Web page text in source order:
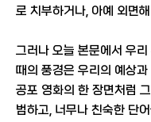
로 치부하거나, 아예 외면
그러나 오늘 본문에서 우
때의 풍경은 우리의 예상
공포 영화의 한 장면처럼
범하고, 너무나 친숙한 단